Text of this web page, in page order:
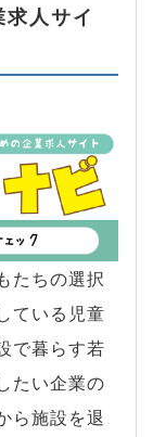
人サイ
たちの選択
ている児童
で暮らす若
たい企業の
ら施設を退